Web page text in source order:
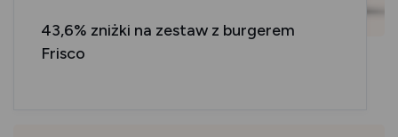
43,6% zniżki na zestaw z burgerem
Frisco